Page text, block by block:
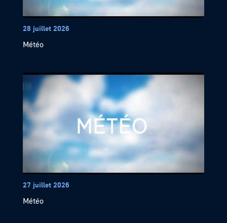
28 juillet 2026
Météo
27 juillet 2026
Météo